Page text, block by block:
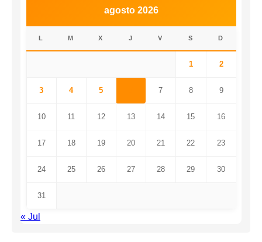
agosto 2026
L M X J V S D
1 2
3 4 5 7 8 9
10 11 12 13 14 15 16
17 18 19 20 21 22 23
24 25 26 27 28 29 30
31
« Jul